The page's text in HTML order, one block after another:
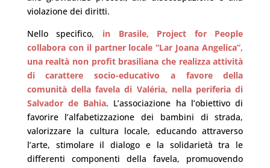
violazione dei diritti.
Nello specifico,
in Brasile, Project for People
collabora con il partner locale “Lar Joana Angelica”,
una realtà non profit brasiliana che realizza attività
di carattere socio-educativo a favore della
comunità della favela di Valéria, nella periferia di
Salvador de Bahia. L’associazione ha l’obiettivo di
favorire l’alfabetizzazione dei bambini di strada,
valorizzare la cultura locale, educando attraverso
l’arte, stimolare il dialogo e la solidarietà tra le
differenti componenti della favela, promuovendo